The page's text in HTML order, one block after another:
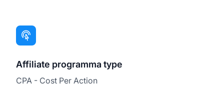
Affiliate programma type
CPA - Cost Per Action